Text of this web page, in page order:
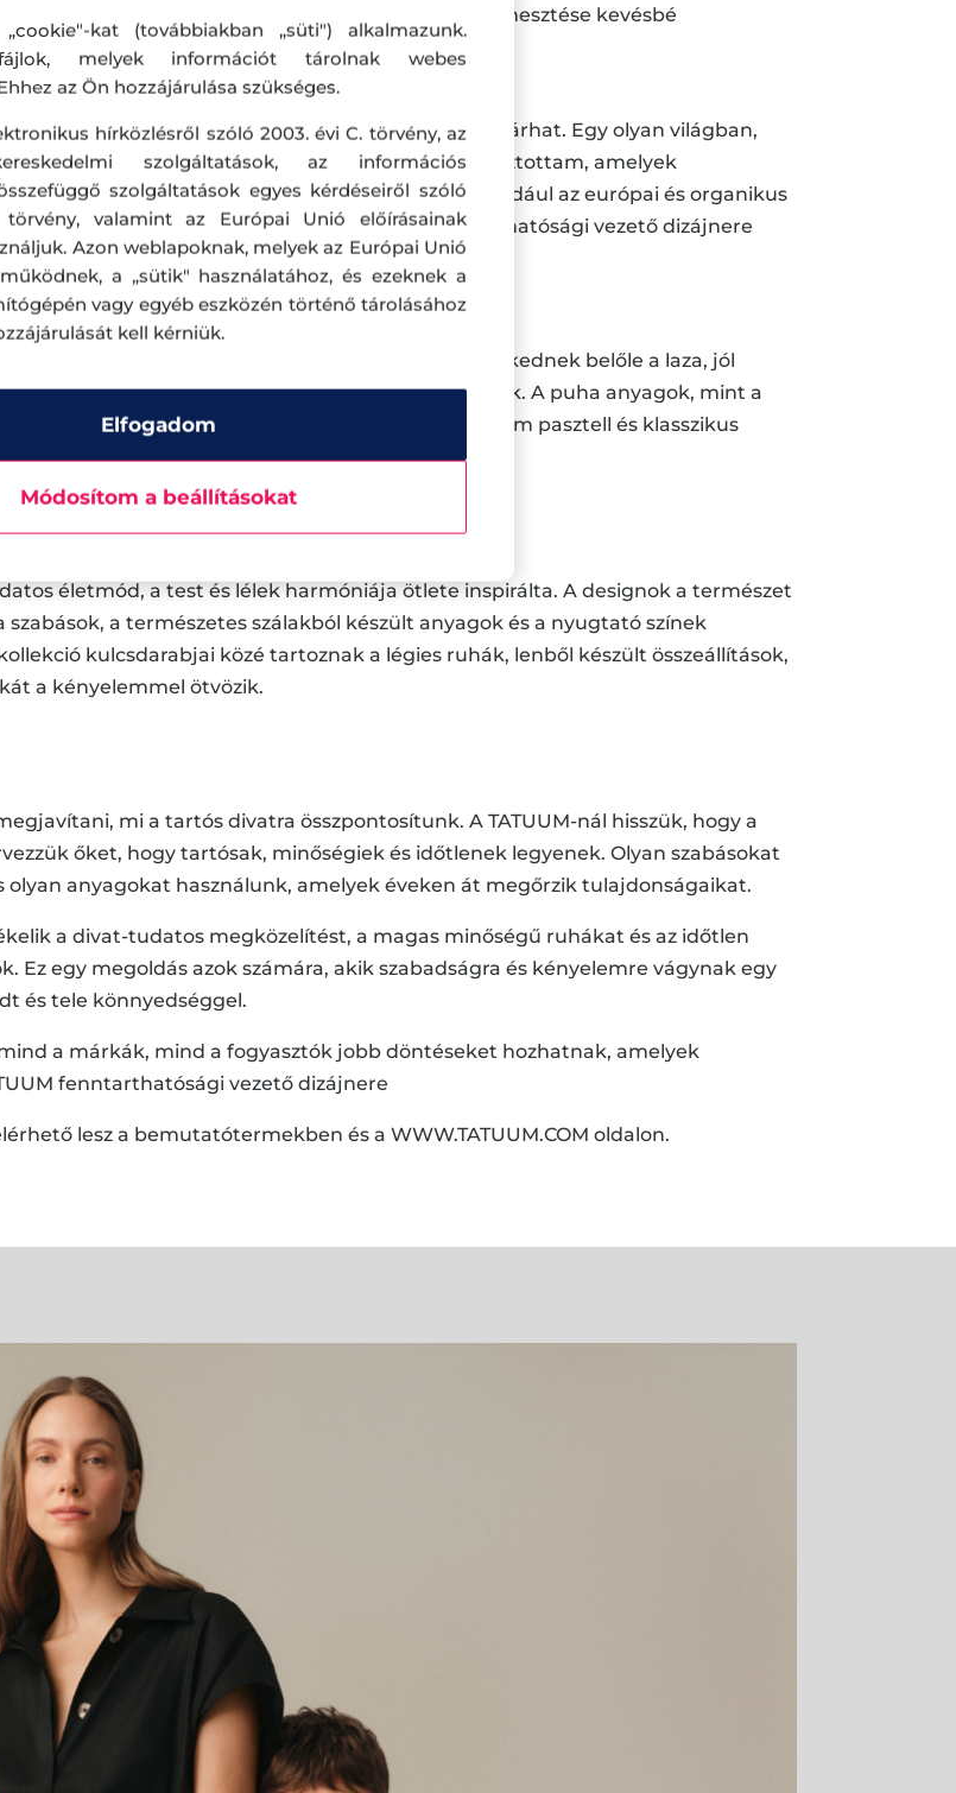
valamint az organikus pamutra, melynek termesztése kevésbé
hogy a divat és a környezetvédelem kéz a kézben járhat. Egy olyan világban,
tudatos választásokat idézi. Olyan anyagokat választottam, amelyek
kevesebb hatással vannak a környezetre, mint például az európai és organikus
viszkóz.” — Nuria Bordas, a TATUUM fenntarthatósági vezető dizájnere
a természettel
természetes szépség esszenciáját képviseli. Kiemelkednek belőle a laza, jól
a mozgásban, és kellemes viseletet garantálnak. A puha anyagok, mint a
és harmóniát adva. A színek meleg bézs, finom pasztell és klasszikus
a mindennapi gardróbba.
életmód, a test és lélek harmóniája ötlete inspirálta. A designok a természet
a természetes szálakból készült anyagok és a nyugtató színek
kulcsdarabjai közé tartoznak a légies ruhák, lenből készült összeállítások,
a kényelemmel ötvözik.
mi a tartós divatra összpontosítunk. A TATUUM-nál hisszük, hogy a
őket, hogy tartósak, minőségiek és időtlenek legyenek. Olyan szabásokat
anyagokat használunk, amelyek éveken át megőrzik tulajdonságaikat.
a divat-tudatos megközelítést, a magas minőségű ruhákat és az időtlen
Ez egy megoldás azok számára, akik szabadságra és kényelemre vágynak egy
és tele könnyedséggel.
a márkák, mind a fogyasztók jobb döntéseket hozhatnak, amelyek
fenntarthatósági vezető dizájnere
lesz a bemutatótermekben és a WWW.TATUUM.COM oldalon.
kat (továbbiakban „süti") alkalmazunk.
melyek információt tárolnak webes
az Ön hozzájárulása szükséges.
hírközlésről szóló 2003. évi C. törvény, az
szolgáltatások, az információs
szolgáltatások egyes kérdéseiről szóló
törvény, valamint az Európai Unió előírásainak
Azon weblapoknak, melyek az Európai Unió
a „sütik" használatához, és ezeknek a
vagy egyéb eszközén történő tárolásához
kell kérniük.
Elfogadom
Módosítom a beállításokat